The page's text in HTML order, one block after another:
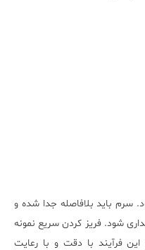
سرم باید بلافاصله جدا شده و
شود. فریز کردن سریع نمونه
فرآیند با دقت و با رعایت